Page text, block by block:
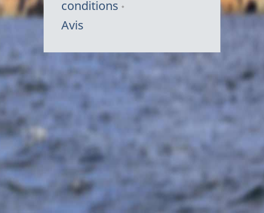
conditions
Avis
Symbole
Canada